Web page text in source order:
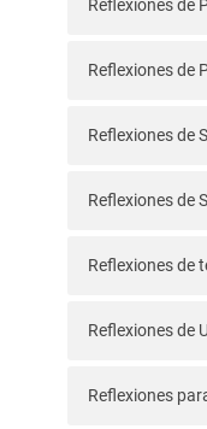
Reflexiones de
Reflexiones de
Reflexiones de
Reflexiones de
Reflexiones de
Reflexiones de
Reflexiones